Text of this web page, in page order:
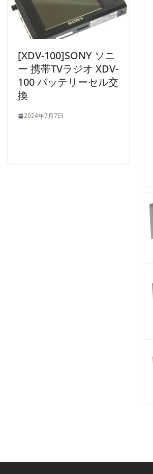
[XDV-100]SONY ソニ
ー 携帯TVラジオ XDV-
100 バッテリーセル交
換
2024年7月7日